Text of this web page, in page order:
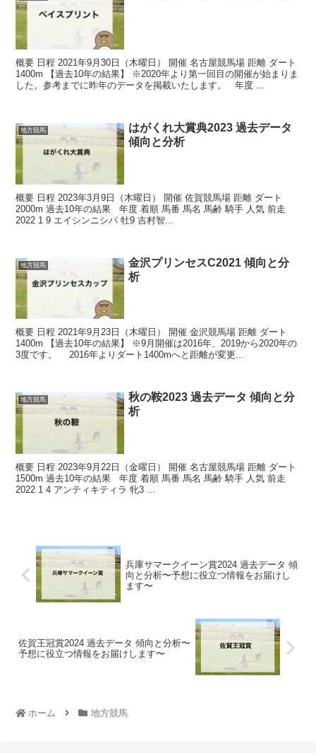
概要 日程 2021年9月30日（木曜日） 開催 名古屋競馬場 距離 ダート
1400m 【過去10年の結果】 ※2020年より第一回目の開催が始まりま
した。参考までに昨年のデータを掲載いたします。 年度 ...
地方競馬
はがくれ大賞典2023 過去データ
傾向と分析
概要 日程 2023年3月9日（木曜日） 開催 佐賀競馬場 距離 ダート
2000m 過去10年の結果 年度 着順 馬番 馬名 馬齢 騎手 人気 前走
2022 1 9 エイシンニシパ 牡9 吉村智...
地方競馬
金沢プリンセスC2021 傾向と分
析
概要 日程 2021年9月23日（木曜日） 開催 金沢競馬場 距離 ダート
1400m 【過去10年の結果】 ※9月開催は2016年、2019から2020年の
3度です。 2016年よりダート1400mへと距離が変更...
地方競馬
秋の鞍2023 過去データ 傾向と分
析
概要 日程 2023年9月22日（金曜日） 開催 名古屋競馬場 距離 ダート
1500m 過去10年の結果 年度 着順 馬番 馬名 馬齢 騎手 人気 前走
2022 1 4 アンティキティラ 牝3 ...
兵庫サマークイーン賞2024 過去データ 傾
向と分析〜予想に役立つ情報をお届けし
ます〜
佐賀王冠賞2024 過去データ 傾向と分析〜
予想に役立つ情報をお届けします〜
ホーム 地方競馬